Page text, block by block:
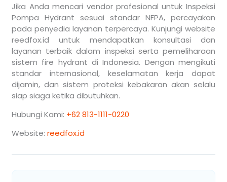
Jika Anda mencari vendor profesional untuk Inspeksi
Pompa Hydrant sesuai standar NFPA, percayakan
pada penyedia layanan terpercaya. Kunjungi website
reedfox.id untuk mendapatkan konsultasi dan
layanan terbaik dalam inspeksi serta pemeliharaan
sistem fire hydrant di Indonesia. Dengan mengikuti
standar internasional, keselamatan kerja dapat
dijamin, dan sistem proteksi kebakaran akan selalu
siap siaga ketika dibutuhkan.
Hubungi Kami: +62 813-1111-0220
Website: reedfox.id